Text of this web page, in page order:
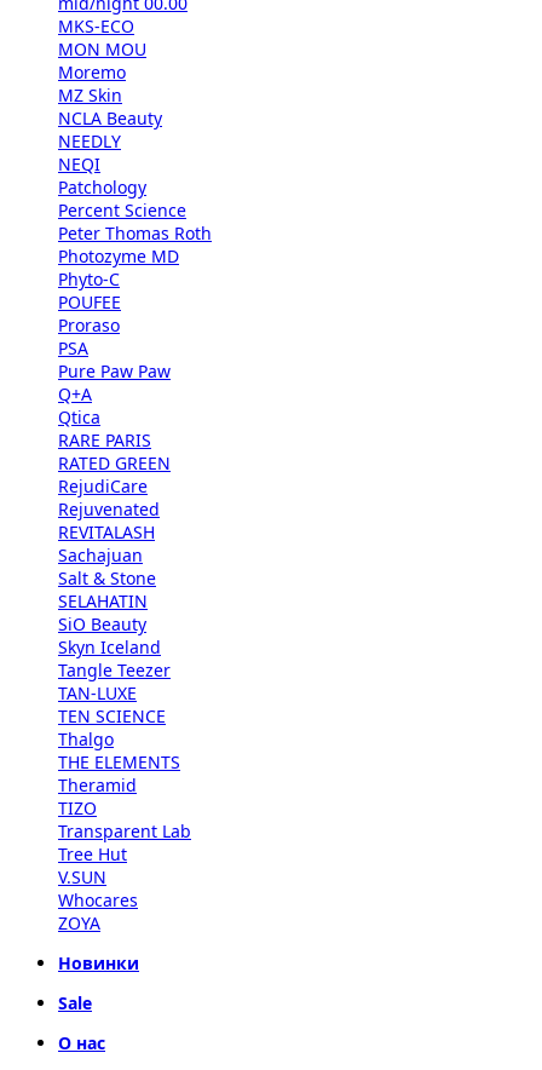
MKS-ECO
MON MOU
Moremo
MZ Skin
NCLA Beauty
NEEDLY
NEQI
Patchology
Percent Science
Peter Thomas Roth
Photozyme MD
Phyto-C
POUFEE
Proraso
PSA
Pure Paw Paw
Q+A
Qtica
RARE PARIS
RATED GREEN
RejudiCare
Rejuvenated
REVITALASH
Sachajuan
Salt & Stone
SELAHATIN
SiO Beauty
Skyn Iceland
Tangle Teezer
TAN-LUXE
TEN SCIENCE
Thalgo
THE ELEMENTS
Theramid
TIZO
Transparent Lab
Tree Hut
V.SUN
Whocares
ZOYA
Новинки
Sale
О нас